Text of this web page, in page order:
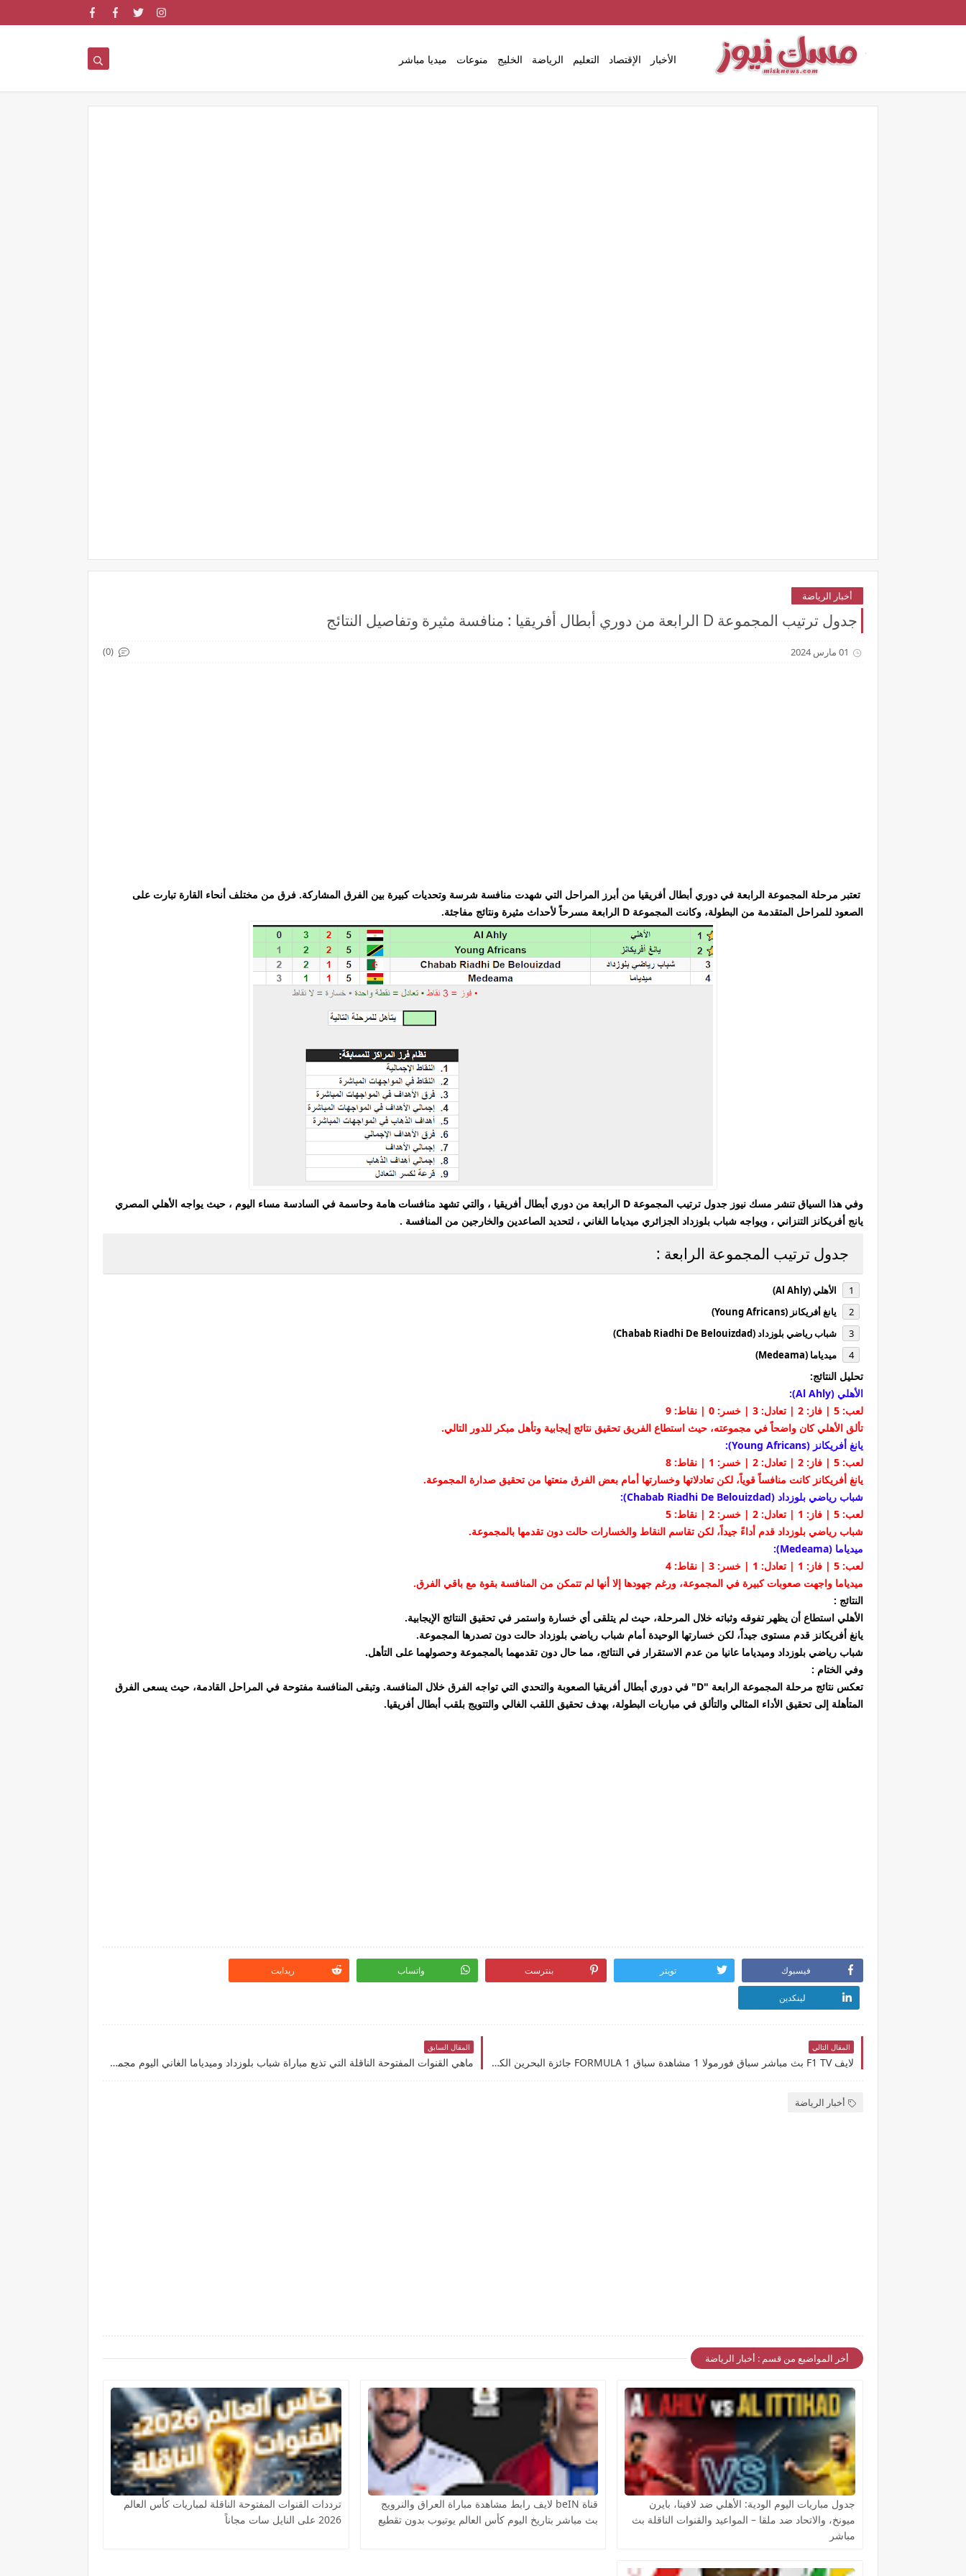
الأخبار الإقتصاد التعليم الرياضة الخليج منوعات ميديا مباشر
أخبار الرياضة
جدول ترتيب المجموعة D الرابعة من دوري أبطال أفريقيا : منافسة مثيرة وتفاصيل النتائج
01 مارس 2024 (0)
تعتبر مرحلة المجموعة الرابعة في دوري أبطال أفريقيا من أبرز المراحل التي شهدت منافسة شرسة وتحديات كبيرة بين الفرق المشاركة. فرق من مختلف أنحاء القارة تبارت على
الصعود للمراحل المتقدمة من البطولة، وكانت المجموعة D الرابعة مسرحاً لأحداث مثيرة ونتائج مفاجئة.
وفي هذا السياق تنشر مسك نيوز جدول ترتيب المجموعة D الرابعة من دوري أبطال أفريقيا ، والتي تشهد منافسات هامة وحاسمة في السادسة مساء اليوم ، حيث يواجه الأهلي المصري
يانج أفريكانز التنزاني ، ويواجه شباب بلوزداد الجزائري ميدياما الغاني ، لتحديد الصاعدين والخارجين من المنافسة .
جدول ترتيب المجموعة الرابعة :
الأهلي (Al Ahly)
يانغ أفريكانز (Young Africans)
شباب رياضي بلوزداد (Chabab Riadhi De Belouizdad)
ميدياما (Medeama)
تحليل النتائج:
الأهلي (Al Ahly):
لعب: 5 | فاز: 2 | تعادل: 3 | خسر: 0 | نقاط: 9
تألق الأهلي كان واضحاً في مجموعته، حيث استطاع الفريق تحقيق نتائج إيجابية وتأهل مبكر للدور التالي.
يانغ أفريكانز (Young Africans):
لعب: 5 | فاز: 2 | تعادل: 2 | خسر: 1 | نقاط: 8
يانغ أفريكانز كانت منافساً قوياً، لكن تعادلاتها وخسارتها أمام بعض الفرق منعتها من تحقيق صدارة المجموعة.
شباب رياضي بلوزداد (Chabab Riadhi De Belouizdad):
لعب: 5 | فاز: 1 | تعادل: 2 | خسر: 2 | نقاط: 5
شباب رياضي بلوزداد قدم أداءً جيداً، لكن تقاسم النقاط والخسارات حالت دون تقدمها بالمجموعة.
ميدياما (Medeama):
لعب: 5 | فاز: 1 | تعادل: 1 | خسر: 3 | نقاط: 4
ميدياما واجهت صعوبات كبيرة في المجموعة، ورغم جهودها إلا أنها لم تتمكن من المنافسة بقوة مع باقي الفرق.
النتائج :
الأهلي استطاع أن يظهر تفوقه وثباته خلال المرحلة، حيث لم يتلقى أي خسارة واستمر في تحقيق النتائج الإيجابية.
يانغ أفريكانز قدم مستوى جيداً، لكن خسارتها الوحيدة أمام شباب رياضي بلوزداد حالت دون تصدرها المجموعة.
شباب رياضي بلوزداد وميدياما عانيا من عدم الاستقرار في النتائج، مما حال دون تقدمهما بالمجموعة وحصولهما على التأهل.
وفي الختام :
تعكس نتائج مرحلة المجموعة الرابعة "D" في دوري أبطال أفريقيا الصعوبة والتحدي التي تواجه الفرق خلال المنافسة. وتبقى المنافسة مفتوحة في المراحل القادمة، حيث يسعى الفرق
المتأهلة إلى تحقيق الأداء المثالي والتألق في مباريات البطولة، بهدف تحقيق اللقب الغالي والتتويج بلقب أبطال أفريقيا.
فيسبوك تويتر بنترست واتساب ريدايت
لينكدين
المقال التالي
لايف F1 TV بث مباشر سباق فورمولا 1 مشاهدة سباق FORMULA 1 جائزة البحرين الكبرى Bahrain Grand Prix 2024 أون لاين
المقال السابق
ماهي القنوات المفتوحة الناقلة التي تذيع مباراة شباب بلوزداد وميدياما الغاني اليوم مجموعات دوري أبطال افريقيا على النايل سات بالترددات
أخبار الرياضة
أخر المواضيع من قسم : أخبار الرياضة
جدول مباريات اليوم الودية: الأهلي ضد لافينا، بايرن
ميونخ، والاتحاد ضد ملقا – المواعيد والقنوات الناقلة بث
مباشر
قناة beIN لايف رابط مشاهدة مباراة العراق والنرويج
بث مباشر بتاريخ اليوم كأس العالم يوتيوب بدون تقطيع
ترددات القنوات المفتوحة الناقلة لمباريات كأس العالم
2026 على النايل سات مجاناً